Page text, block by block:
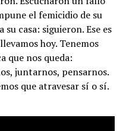
el femicidio de su
casa: siguieron. Ese es
hoy. Tenemos
que nos queda:
juntarnos, pensarnos.
que atravesar sí o sí.